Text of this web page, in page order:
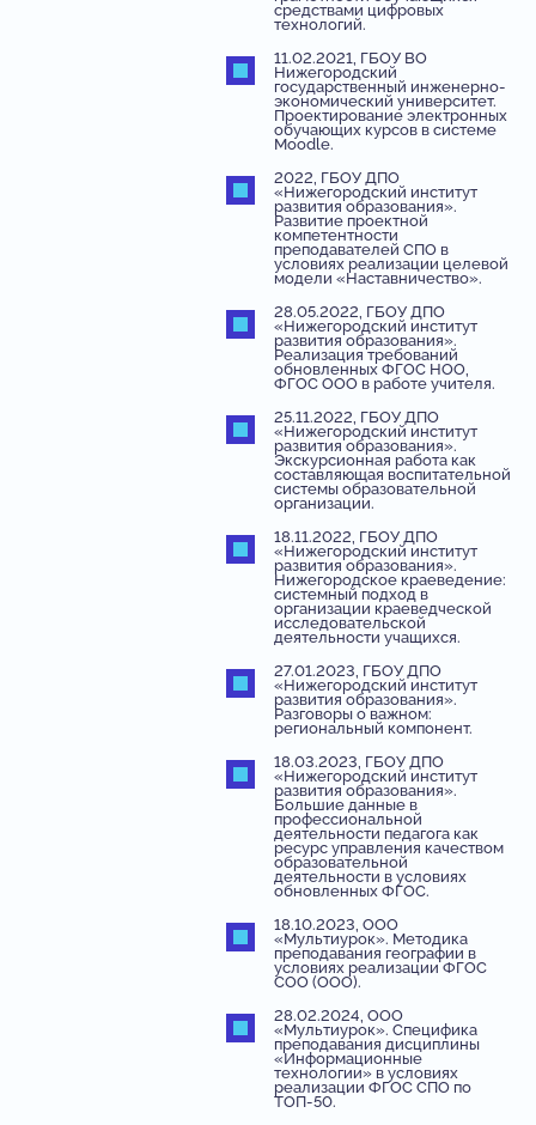
средствами цифровых
технологий.
11.02.2021, ГБОУ ВО
Нижегородский
государственный инженерно-
экономический университет.
Проектирование электронных
обучающих курсов в системе
Moodle.
2022, ГБОУ ДПО
«Нижегородский институт
развития образования».
Развитие проектной
компетентности
преподавателей СПО в
условиях реализации целевой
модели «Наставничество».
28.05.2022, ГБОУ ДПО
«Нижегородский институт
развития образования».
Реализация требований
обновленных ФГОС НОО,
ФГОС ООО в работе учителя.
25.11.2022, ГБОУ ДПО
«Нижегородский институт
развития образования».
Экскурсионная работа как
составляющая воспитательной
системы образовательной
организации.
18.11.2022, ГБОУ ДПО
«Нижегородский институт
развития образования».
Нижегородское краеведение:
системный подход в
организации краеведческой
исследовательской
деятельности учащихся.
27.01.2023, ГБОУ ДПО
«Нижегородский институт
развития образования».
Разговоры о важном:
региональный компонент.
18.03.2023, ГБОУ ДПО
«Нижегородский институт
развития образования».
Большие данные в
профессиональной
деятельности педагога как
ресурс управления качеством
образовательной
деятельности в условиях
обновленных ФГОС.
18.10.2023, ООО
«Мультиурок». Методика
преподавания географии в
условиях реализации ФГОС
СОО (ООО).
28.02.2024, ООО
«Мультиурок». Специфика
преподавания дисциплины
«Информационные
технологии» в условиях
реализации ФГОС СПО по
ТОП-50.